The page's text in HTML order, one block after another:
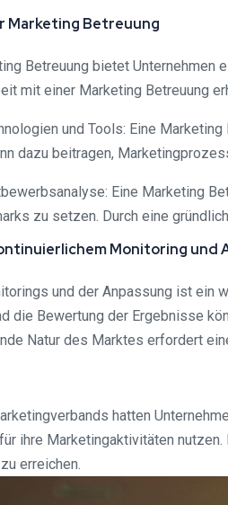
Marketing Betreuung
Betreuung bietet
mit einer Marketing Betreuung
und Tools: Eine
dazu beitragen,
Eine Marketing
zu setzen. Durch eine
Monitoring und
und der Anpassung ist ein
die Bewertung der Ergebnisse
Natur des Marktes erfordert
hatten
ihre Marketingaktivitäten
erreichen.